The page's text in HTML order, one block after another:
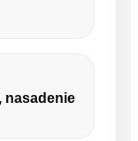
nasadenie